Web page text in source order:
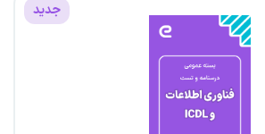
جدید